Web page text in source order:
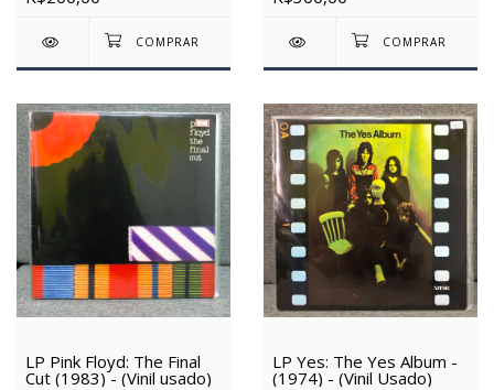
LP Pink Floyd: The Final
Cut (1983) - (Vinil usado)
LP Yes: The Yes Album -
(1974) - (Vinil Usado)